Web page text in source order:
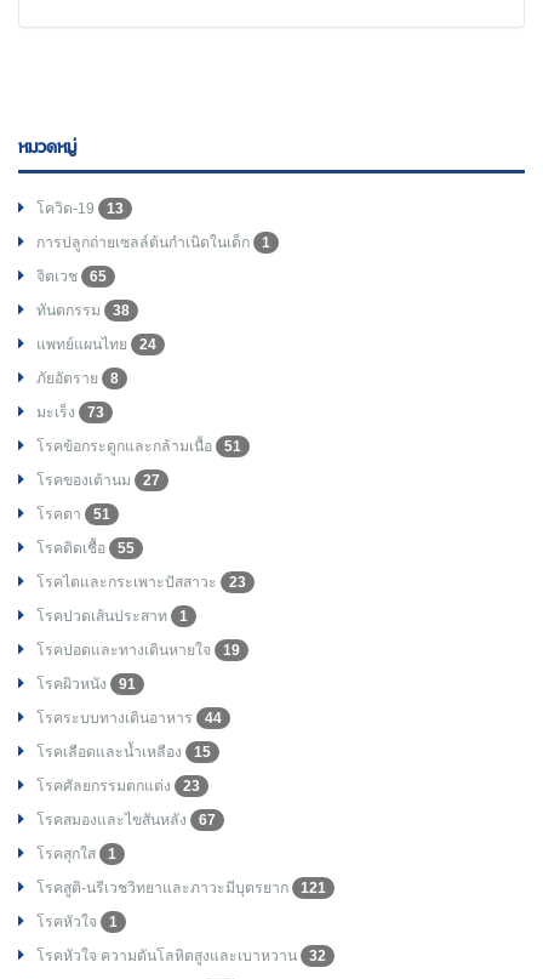
หมวดหมู่
โควิด-19
13
การปลูกถ่ายเซลล์ต้นกำเนิดในเด็ก
1
จิตเวช
65
ทันตกรรม
38
แพทย์แผนไทย
24
ภัยอัตราย
8
มะเร็ง
73
โรคข้อกระดูกและกล้ามเนื้อ
51
โรคของเต้านม
27
โรคตา
51
โรคติดเชื้อ
55
โรคไตและกระเพาะปัสสาวะ
23
โรคปวดเส้นประสาท
1
โรคปอดและทางเดินหายใจ
19
โรคผิวหนัง
91
โรคระบบทางเดินอาหาร
44
โรคเลือดและน้ำเหลือง
15
โรคศัลยกรรมตกแต่ง
23
โรคสมองและไขสันหลัง
67
โรคสุกใส
1
โรคสูติ-นรีเวชวิทยาและภาวะมีบุตรยาก
121
โรคหัวใจ
1
โรคหัวใจ ความดันโลหิตสูงและเบาหวาน
32